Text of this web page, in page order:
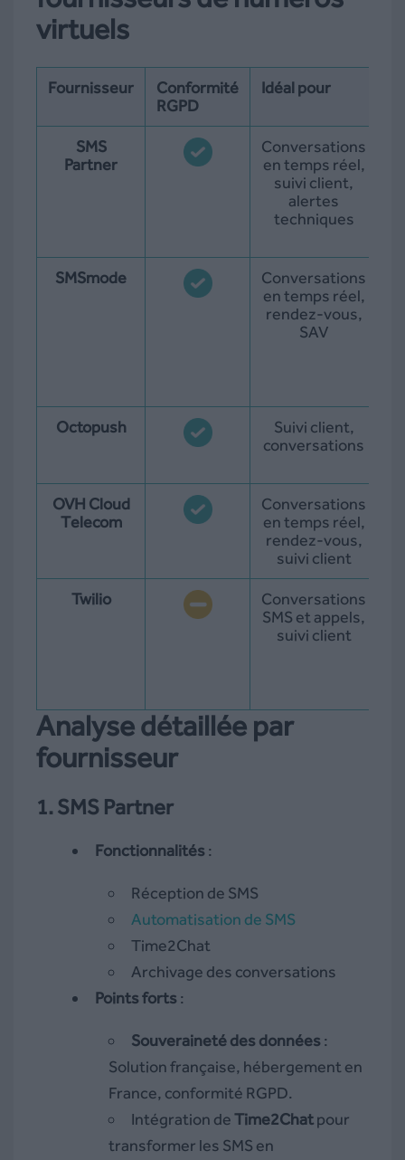
virtuels
Fournisseur
Conformité
RGPD
Idéal pour
SMS
Partner
Conversations
en temps réel,
suivi client,
alertes
techniques
SMSmode
Conversations
en temps réel,
rendez-vous,
SAV
Octopush
Suivi client,
conversations
OVH Cloud
Telecom
Conversations
en temps réel,
rendez-vous,
suivi client
Twilio
Conversations
SMS et appels,
suivi client
Analyse détaillée par
fournisseur
1. SMS Partner
Fonctionnalités:
Réception de SMS
Automatisation de SMS
Time2Chat
Archivage des conversations
Points forts:
Souveraineté des données:
Solution française, hébergement en
France, conformité RGPD.
Intégration deTime2Chatpour
transformer les SMS en